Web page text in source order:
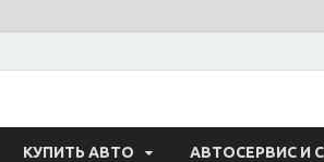
— Авто
КУПИТЬ АВТО АВТОСЕРВИС И